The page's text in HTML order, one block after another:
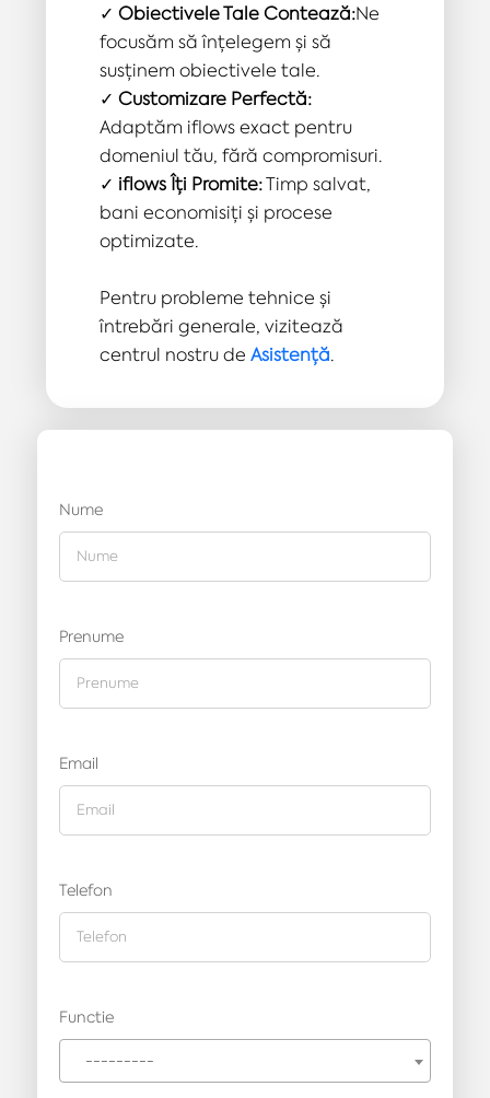
✓Obiectivele Tale Contează:Ne
focusăm să înțelegem și să
susținem obiectivele tale.
✓Customizare Perfectă:
Adaptăm iflows exact pentru
domeniul tău, fără compromisuri.
✓ iflows Îți Promite:Timp salvat,
bani economisiți și procese
optimizate.
Pentru probleme tehnice și
întrebări generale,vizitează
centrul nostru deAsistență
Pret
Nume
Prenume
Email
Telefon
Functie
---------